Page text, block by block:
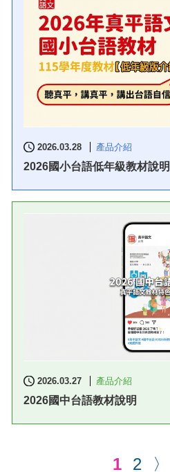
2026.03.28 產品介紹
2026國小台語低年級教材說明
2026.03.27 產品介紹
2026國中台語教材說明
1 2 〉